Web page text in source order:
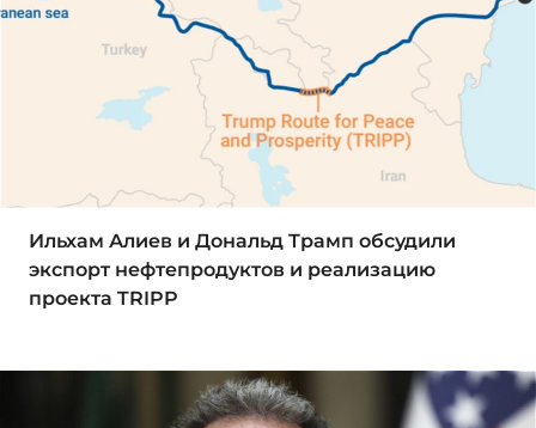
Ильхам Алиев и Дональд Трамп обсудили
экспорт нефтепродуктов и реализацию
проекта TRIPP